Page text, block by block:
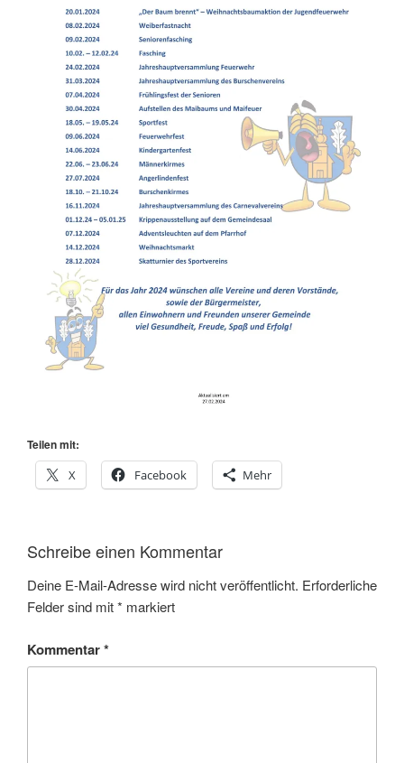
Teilen mit:
X
Facebook Mehr
Schreibe einen Kommentar
Deine E-Mail-Adresse wird nicht veröffentlicht. Erforderliche
Felder sind mit* markiert
Kommentar*